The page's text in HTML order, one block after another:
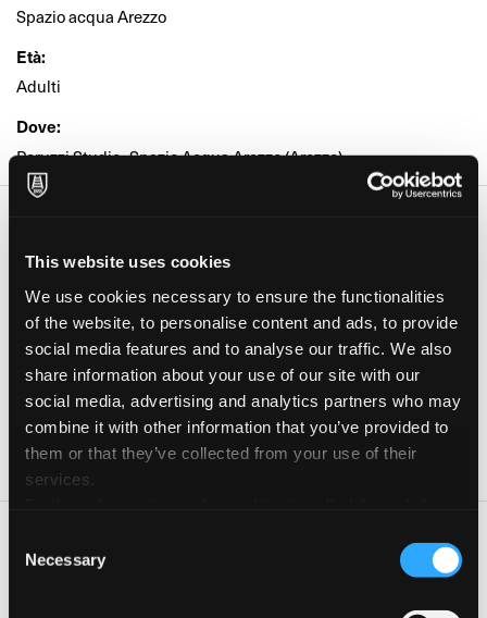
This website uses cookies
We use cookies necessary to ensure the functionalities
of the website, to personalise content and ads, to provide
social media features and to analyse our traffic. We also
share information about your use of our site with our
social media, advertising and analytics partners who may
combine it with other information that you’ve provided to
them or that they’ve collected from your use of their
services.
Selection
Necessary
Spazio acqua Arezzo
Età:
Adulti
Dove:
Peruzzi Studio- Spazio Acqua Arezzo (Arezzo)
Giorno Orario
14 Set 2026
17:00-20:00
21 Set 2026
17:00-20:00
28 Set 2026
17:00-20:00
05 Ott 2026
17:00-20:00
09 Ott 2026
17:00-20:00
Un percorso in quattro tappe pensato per chi vuole scoprire (o
riscoprire) la magia dell’acquerello senza la paura del “foglio